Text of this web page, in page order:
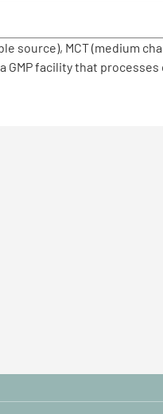
source), MCT (medium
facility that